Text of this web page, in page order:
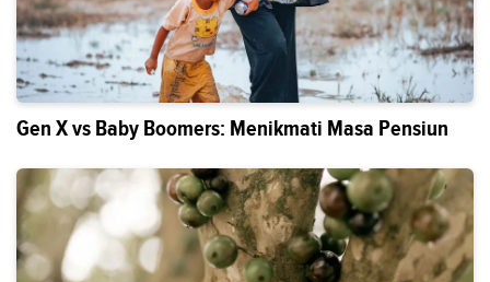
Gen X vs Baby Boomers: Menikmati Masa Pensiun